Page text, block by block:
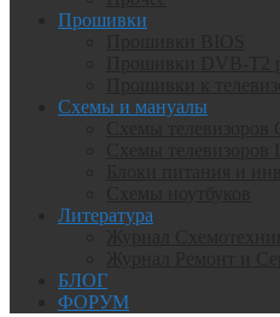
Прошивки
Схемы и мануалы
Литература
БЛОГ
ФОРУМ